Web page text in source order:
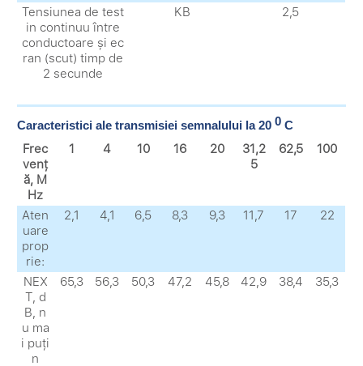
Tensiunea de test
in continuu între
conductoare și ec
ran (scut) timp de
2 secunde
KВ 2,5
Caracteristici ale transmisiei semnalului la 200 C
Frec
venț
ă, M
Hz
1 4 10 16 20
31,2
5
62,5 100
Aten
uare
prop
rie:
2,1 4,1 6,5 8,3 9,3 11,7 17 22
NEX
Т, d
B, n
u ma
i puți
n
65,3 56,3 50,3 47,2 45,8 42,9 38,4 35,3